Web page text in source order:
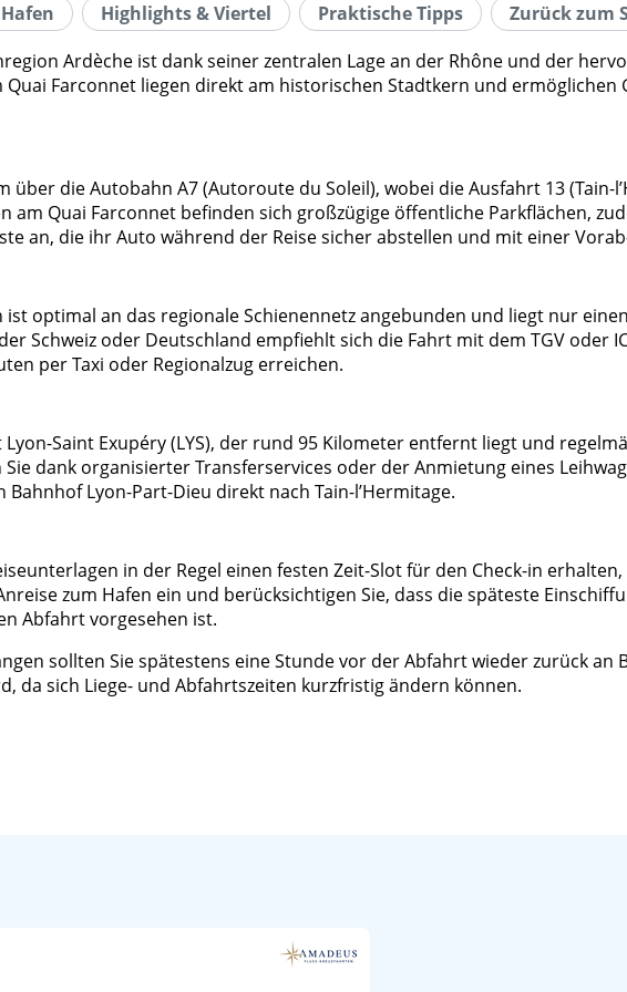
Highlights & Viertel Praktische Tipps
Zurück zum
Ardèche ist dank seiner zentralen Lage an der Rhône und der
Farconnet liegen direkt am historischen Stadtkern und ermöglichen
über die Autobahn A7 (Autoroute du Soleil), wobei die Ausfahrt 13 (Tain-
am Quai Farconnet befinden sich großzügige öffentliche Parkflächen,
an, die ihr Auto während der Reise sicher abstellen und mit einer
ist optimal an das regionale Schienennetz angebunden und liegt nur
Schweiz oder Deutschland empfiehlt sich die Fahrt mit dem TGV oder
per Taxi oder Regionalzug erreichen.
Saint Exupéry (LYS), der rund 95 Kilometer entfernt liegt und
dank organisierter Transferservices oder der Anmietung eines
Lyon-Part-Dieu direkt nach Tain-l’Hermitage.
in der Regel einen festen Zeit-Slot für den Check-in
zum Hafen ein und berücksichtigen Sie, dass die späteste
Abfahrt vorgesehen ist.
sollten Sie spätestens eine Stunde vor der Abfahrt wieder zurück an
da sich Liege- und Abfahrtszeiten kurzfristig ändern können.